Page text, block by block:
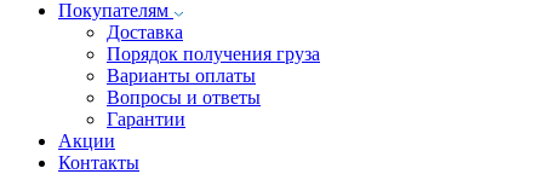
Покупателям
Доставка
Порядок получения груза
Варианты оплаты
Вопросы и ответы
Гарантии
Акции
Контакты